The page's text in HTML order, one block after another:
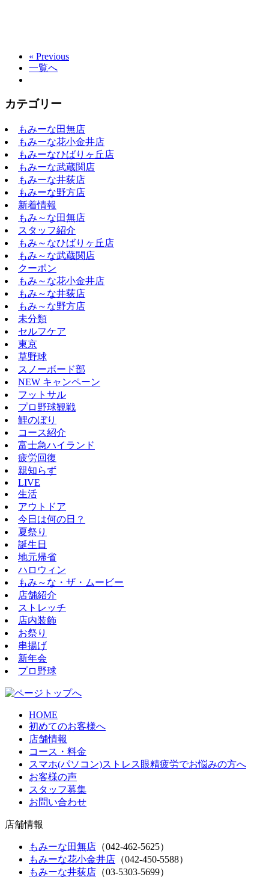
« Previous
一覧へ
カテゴリー
もみーな田無店
もみーな花小金井店
もみーなひばりヶ丘店
もみーな武蔵関店
もみーな井荻店
もみーな野方店
新着情報
もみ～な田無店
スタッフ紹介
もみ～なひばりヶ丘店
もみ～な武蔵関店
クーポン
もみ～な花小金井店
もみ～な井荻店
もみ～な野方店
未分類
セルフケア
東京
草野球
スノーボード部
NEW キャンペーン
フットサル
プロ野球観戦
鯉のぼり
コース紹介
富士急ハイランド
疲労回復
親知らず
LIVE
生活
アウトドア
今日は何の日？
夏祭り
誕生日
地元帰省
ハロウィン
もみ～な・ザ・ムービー
店舗紹介
ストレッチ
店内装飾
お祭り
串揚げ
新年会
プロ野球
HOME
初めてのお客様へ
店舗情報
コース・料金
スマホ(パソコン)ストレス眼精疲労でお悩みの方へ
お客様の声
スタッフ募集
お問い合わせ
店舗情報
もみーな田無店 （042-462-5625）
もみーな花小金井店 （042-450-5588）
もみーな井荻店 （03-5303-5699）